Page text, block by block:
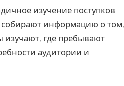
изучение поступков
собирают информацию о том,
изучают, где пребывают
аудитории и